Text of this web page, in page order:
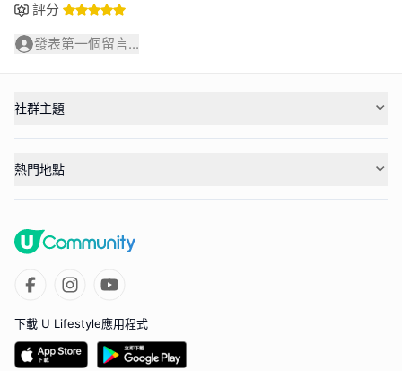
評分
發表第一個留言...
社群主題
熱門地點
下載 U Lifestyle應用程式